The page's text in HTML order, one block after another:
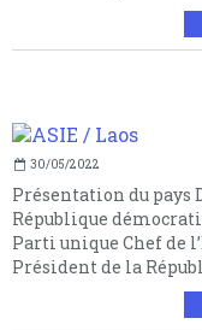
30/05/2022
Présentation du pays
République
Parti unique Chef de
Président de la